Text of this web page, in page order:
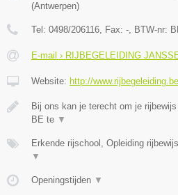
(Antwerpen)
Tel: 0498/206116, Fax: -, BTW-nr:
E-mail › RIJBEGELEIDING
Website: http://www.rijbegeleiding.be
Bij ons kan je terecht om je
BE te ▼
Erkende rijschool, Opleiding
▼
Openingstijden ▼